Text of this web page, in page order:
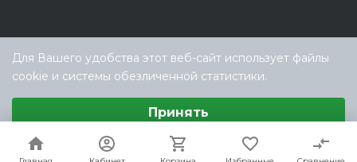
© ООО «ТЕХНОКЛИМАТ ИНЖИНИРИНГ», официальный
дилер Midea в России
Для Вашего удобства этот веб-сайт использует файлы
cookie и системы обезличенной статистики.
Аналитические/Функциональные
Принять
Настроить